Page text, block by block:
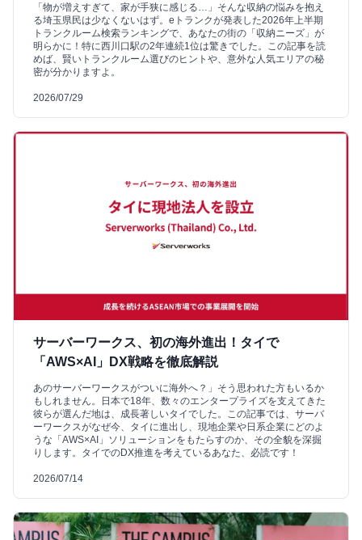
「物が増えすぎて、家が手狭に感じる…」そんな収納の悩みを抱え
る埼玉県民は少なくないはず。eトランクが発表した2026年上半期
トランクルーム検索ランキングで、あなたの街の「収納ニーズ」が
明らかに！特に西川口駅の2年連続1位は驚きでした。この記事を読
めば、賢いトランクルーム選びのヒントや、意外な人気エリアの秘
密が分かりますよ。
2026/07/29
サーバーワークス、初の海外進出！タイで
「AWS×AI」DX戦略を徹底解説
あのサーバーワークスがついに海外へ？」そう思われた方もいるか
もしれません。日本で18年、数々のエンタープライズを支えてきた
彼らが選んだ地は、成長著しいタイでした。この記事では、サーバ
ーワークスがなぜ今、タイに進出し、現地企業や日系企業にどのよ
うな「AWS×AI」ソリューションをもたらすのか、その全貌を深掘
りします。タイでのDX推進を考えているあなた、必読です！
2026/07/14